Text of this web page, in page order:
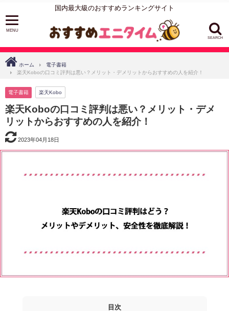
国内最大級のおすすめランキングサイト
SEARCH
ホーム
電子書籍
楽天Koboの口コミ評判は悪い？メリット・デメリットからおすすめの人を紹介！
電子書籍 楽天Kobo
楽天Koboの口コミ評判は悪い？メリット・デメ
リットからおすすめの人を紹介！
2023年04月18日
目次